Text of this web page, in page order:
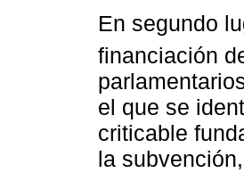
En segundo
financiación
el que se
criticable
la